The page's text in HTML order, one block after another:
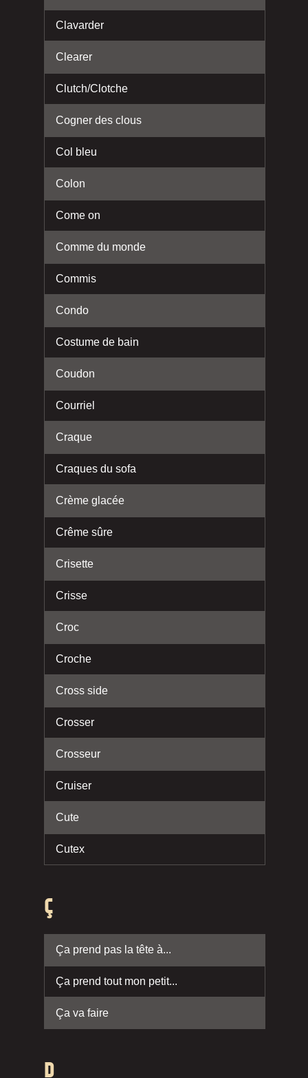
Clavarder
Clearer
Clutch/Clotche
Cogner des clous
Col bleu
Colon
Come on
Comme du monde
Commis
Condo
Costume de bain
Coudon
Courriel
Craque
Craques du sofa
Crème glacée
Crême sûre
Crisette
Crisse
Croc
Croche
Cross side
Crosser
Crosseur
Cruiser
Cute
Cutex
Ç
Ça prend pas la tête à...
Ça prend tout mon petit...
Ça va faire
D